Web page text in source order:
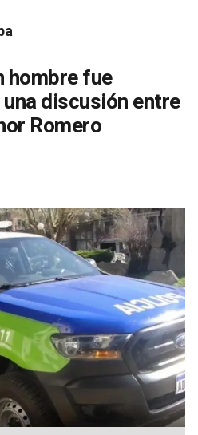
hombre fue
discusión entre
Romero